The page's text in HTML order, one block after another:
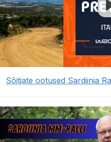
Sõitjate ootused Sardiinia